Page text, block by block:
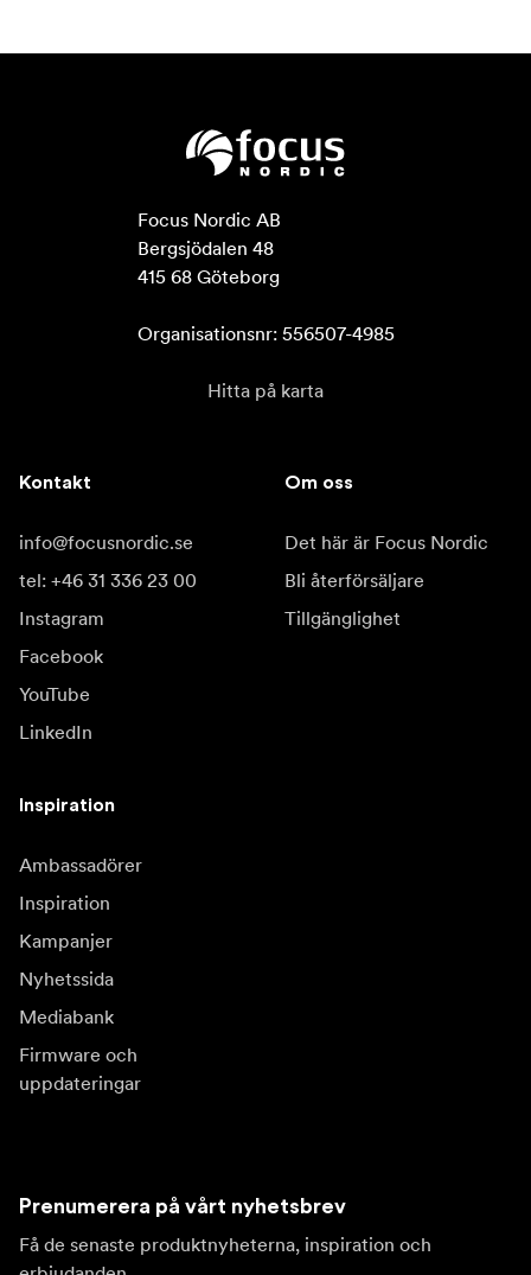
Focus Nordic AB
Bergsjödalen 48
415 68 Göteborg
Organisationsnr: 556507-4985
Hitta på karta
Kontakt
info@focusnordic.se
tel: +46 31 336 23 00
Instagram
Facebook
YouTube
LinkedIn
Om oss
Det här är Focus Nordic
Bli återförsäljare
Tillgänglighet
Inspiration
Ambassadörer
Inspiration
Kampanjer
Nyhetssida
Mediabank
Firmware och
uppdateringar
Prenumerera på vårt nyhetsbrev
Få de senaste produktnyheterna, inspiration och